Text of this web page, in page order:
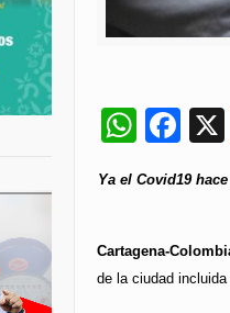
Ya el Covid19
Cartagena-
de la ciudad